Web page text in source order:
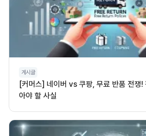
게시글
[커머스] 네이버 vs 쿠팡, 무료 반품 전쟁!
아야 할 사실